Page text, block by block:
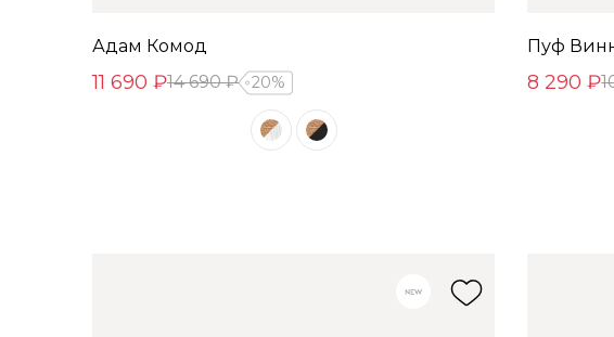
Адам Комод
11 690 ₽14 690 ₽ 20%
Пуф
8 290 ₽